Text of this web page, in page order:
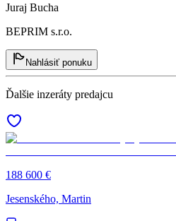
Juraj Bucha
BEPRIM s.r.o.
Nahlásiť ponuku
Ďalšie inzeráty predajcu
188 600 €
Jesenského, Martin